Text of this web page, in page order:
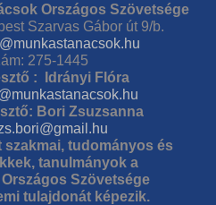
Országos Szövetsége
Szarvas Gábor út 9/b.
275-1445
: Idrányi Flóra
Bori Zsuzsanna
tudományos és
tanulmányok a
Szövetsége
tulajdonát képezik.